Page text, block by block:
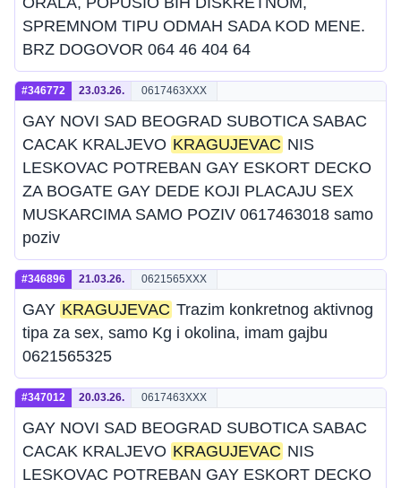
SPREMNOM TIPU ODMAH SADA KOD MENE.
BRZ DOGOVOR 064 46 404 64
#346772 23.03.26. 0617463XXX
GAY NOVI SAD BEOGRAD SUBOTICA SABAC
CACAK KRALJEVO KRAGUJEVAC NIS
LESKOVAC POTREBAN GAY ESKORT DECKO
ZA BOGATE GAY DEDE KOJI PLACAJU SEX
MUSKARCIMA SAMO POZIV 0617463018 samo
poziv
#346896 21.03.26. 0621565XXX
GAY KRAGUJEVAC Trazim konkretnog aktivnog
tipa za sex, samo Kg i okolina, imam gajbu
0621565325
#347012 20.03.26. 0617463XXX
GAY NOVI SAD BEOGRAD SUBOTICA SABAC
CACAK KRALJEVO KRAGUJEVAC NIS
LESKOVAC POTREBAN GAY ESKORT DECKO